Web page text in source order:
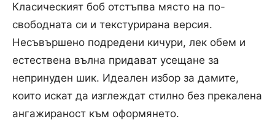
Класическият боб отстъпва място на по-
свободната си и текстурирана версия.
Несъвършено подредени кичури, лек обем и
естествена вълна придават усещане за
непринуден шик. Идеален избор за дамите,
които искат да изглеждат стилно без прекалена
ангажираност към оформянето.